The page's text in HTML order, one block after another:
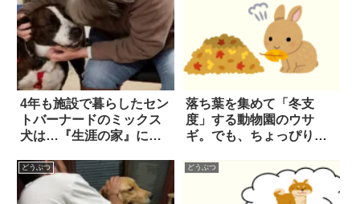
4年も施設で暮らしたセン
トバーナードのミックス
犬は…『生涯の家』に向
た！
落ち葉を集めて「冬支
度」する動物園のウサ
ギ。でも、ちょっぴり欲
で…？
どうぶつ どうぶつ